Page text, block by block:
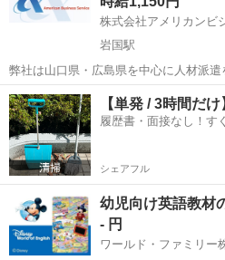
株式会社アメリカン
岩国駅
弊社は山口県・広島県を中心に人材派遣
は弊社で従事頂く、人材コーディネーター
エリア担当スタッフの 募集になり
帰なので事務所へは週１日程度...
山口 岩国市 岩国駅 営業
【単発 / 3時間だ
履歴書・面接なし！す
シェアフル
幼児向け英語教材
- 円
ワールド・ファミリー